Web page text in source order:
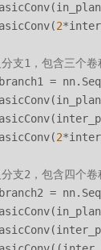
2
支1，包含三个
=
2
支2，包含四个
=